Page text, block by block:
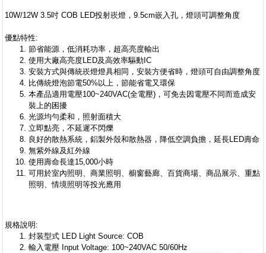
10W/12W 3.5吋 COB LED投射崁燈，9.5cm嵌入孔，燈頭可調整角度
優點特性:
節省能源，低消耗功率，超高亮度輸出
使用大廠高亮度LED及高效率驅動IC
安裝方式與傳統崁燈燈具相同，安裝方便省時，燈頭可自由調整角度
比傳統燈泡節電50%以上，節能省電又環保
本產品適用電壓100~240VAC(全電壓)，可免去因電壓不同而造成安
裝上的困擾
光源均勻柔和，照射面積大
立即點亮，不延遲不閃爍
良好的散熱系統，鋁製外殼和散熱器，降低空調負擔，延長LED壽命
無紫外線及紅外線
使用壽命長達15,000小時
可用於室內照明、商業照明、櫥窗藝廊、百貨商場、商品展示、重點
照明、情境照明等投光應用
規格說明:
封装型式 LED Light Source: COB
輸入電壓 Input Voltage: 100~240VAC 50/60Hz